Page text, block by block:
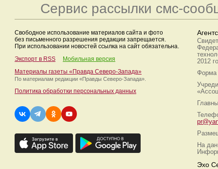
Сервис рассылки смс-
Свободное использование материалов сайта и фото
без письменного разрешения редакции запрещается.
При использовании новостей ссылка на сайт обязательна.
Экспорт в RSS
Мобильная версия
Материалы газеты «Правда Северо-Запада»
По материалам редакции «Правды Северо-Запада».
Политика обработки персональных данных
2012
Форма
На
Эхо